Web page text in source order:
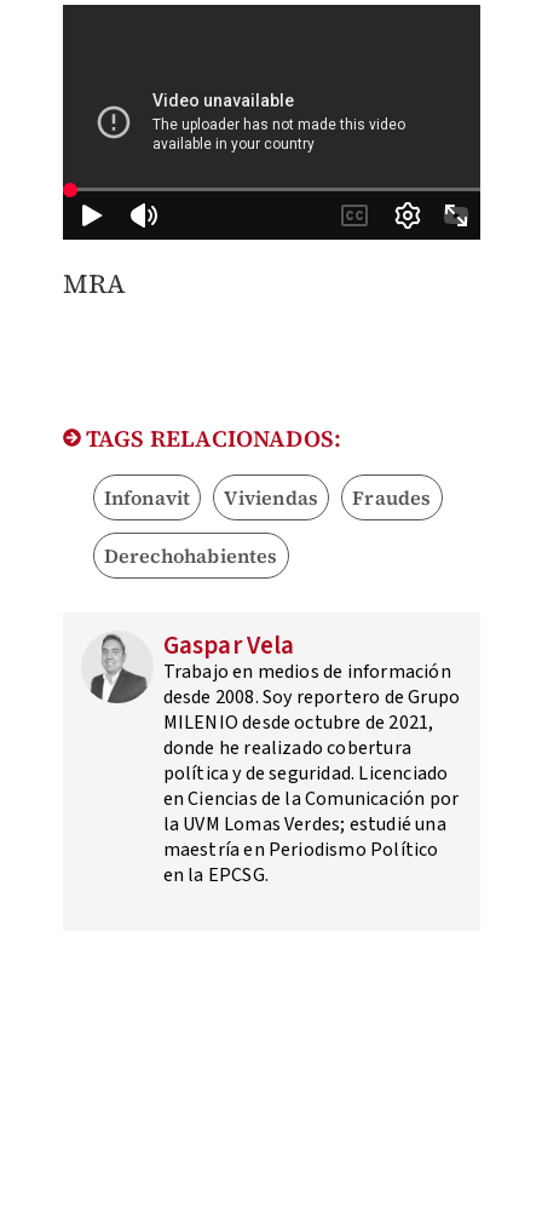
MRA
TAGS RELACIONADOS:
Infonavit Viviendas Fraudes
Derechohabientes
Gaspar Vela
Trabajo en medios de información
desde 2008. Soy reportero de Grupo
MILENIO desde octubre de 2021,
donde he realizado cobertura
política y de seguridad. Licenciado
en Ciencias de la Comunicación por
la UVM Lomas Verdes; estudié una
maestría en Periodismo Político
en la EPCSG.